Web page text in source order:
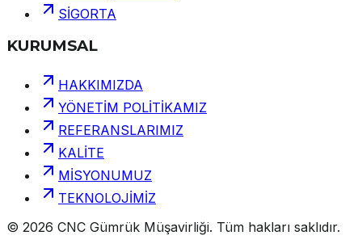
SİGORTA
KURUMSAL
HAKKIMIZDA
YÖNETİM POLİTİKAMIZ
REFERANSLARIMIZ
KALİTE
MİSYONUMUZ
TEKNOLOJİMİZ
© 2026 CNC Gümrük Müşavirliği. Tüm hakları saklıdır.